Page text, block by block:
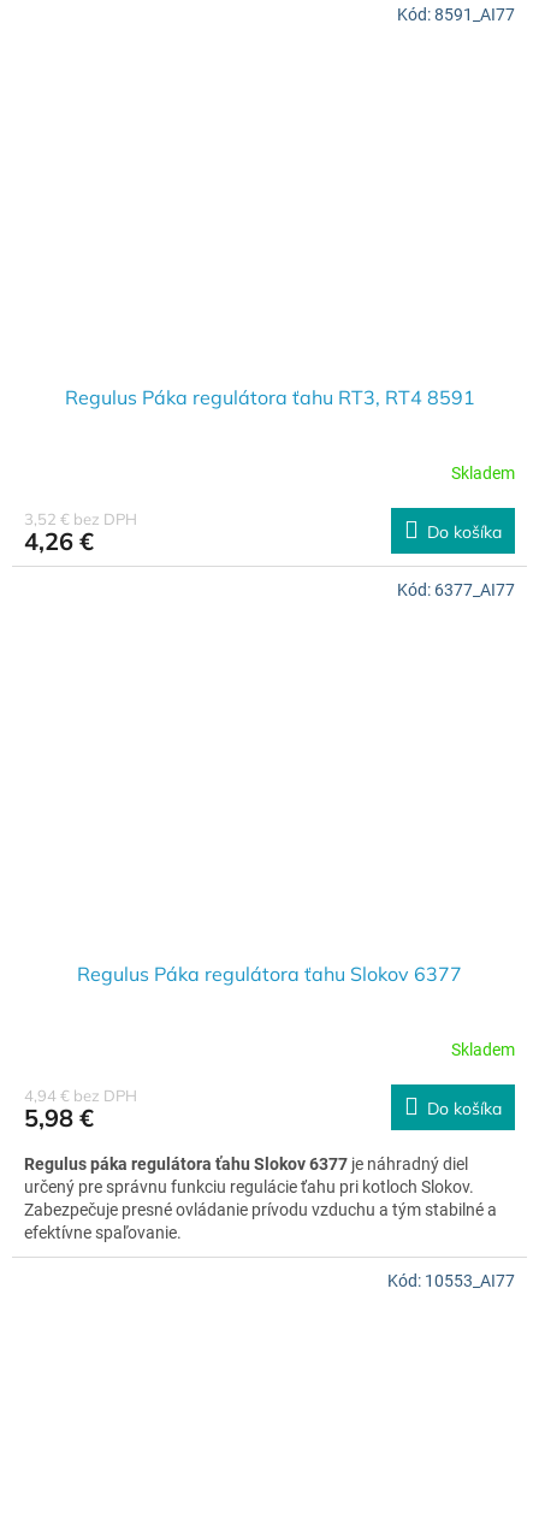
Regulus Páka regulátora ťahu RT3, RT4 8591
Skladem
3,52 € bez DPH
4,26 € Do košíka
Kód:8591_AI77
Regulus Páka regulátora ťahu Slokov 6377
Skladem
4,94 € bez DPH
5,98 € Do košíka
Regulus páka regulátora ťahu Slokov 6377 je náhradný diel
určený pre správnu funkciu regulácie ťahu pri kotloch Slokov.
Zabezpečuje presné ovládanie prívodu vzduchu a tým stabilné a
efektívne spaľovanie.
ideálna ako náhrada opotrebovanej alebo poškodenej páky
Kód: 6377_AI77
Kód: 10553_AI77